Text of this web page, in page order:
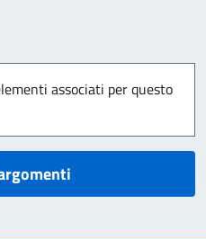
associati per questo